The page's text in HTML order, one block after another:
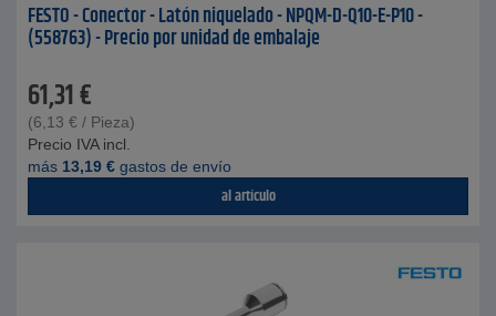
FESTO - Conector - Latón niquelado - NPQM-D-Q10-E-P10 -
(558763) - Precio por unidad de embalaje
61,31€
(6,13 € / Pieza)
Precio IVA incl.
más 13,19 € gastos de envío
al artículo